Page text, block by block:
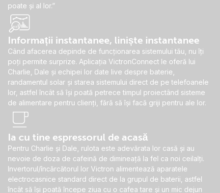
poate și al lor.”
Informații instantanee, liniște instantanee
Când afacerea depinde de funcționarea sistemului tău, nu îți
poți permite surprize. Aplicația VictronConnect le oferă lui
Charlie, Dale și echipei lor date live despre baterie,
randamentul solar și starea sistemului direct de pe telefoanele
lor, astfel încât să își poată petrece timpul proiectând sisteme
de alimentare pentru clienți, fără să își facă griji pentru ale lor.
Ia cu tine espressorul de acasă
Pentru Charlie și Dale, rulota este adevărata lor casă și au
nevoie de doza de cafeină de dimineață la fel ca noi ceilalți.
Invertorul/încărcătorul lor Victron alimentează aparatele
electrocasnice standard direct de la grupul de baterii, astfel
încât să își poată începe ziua cu o cafea tare și un mic dejun